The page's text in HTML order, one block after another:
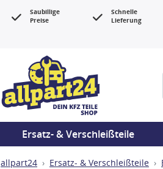
Saubillige
Preise
Schnelle
Lieferung
Ersatz- & Verschleißteile
allpart24 Ersatz- & Verschleißteile